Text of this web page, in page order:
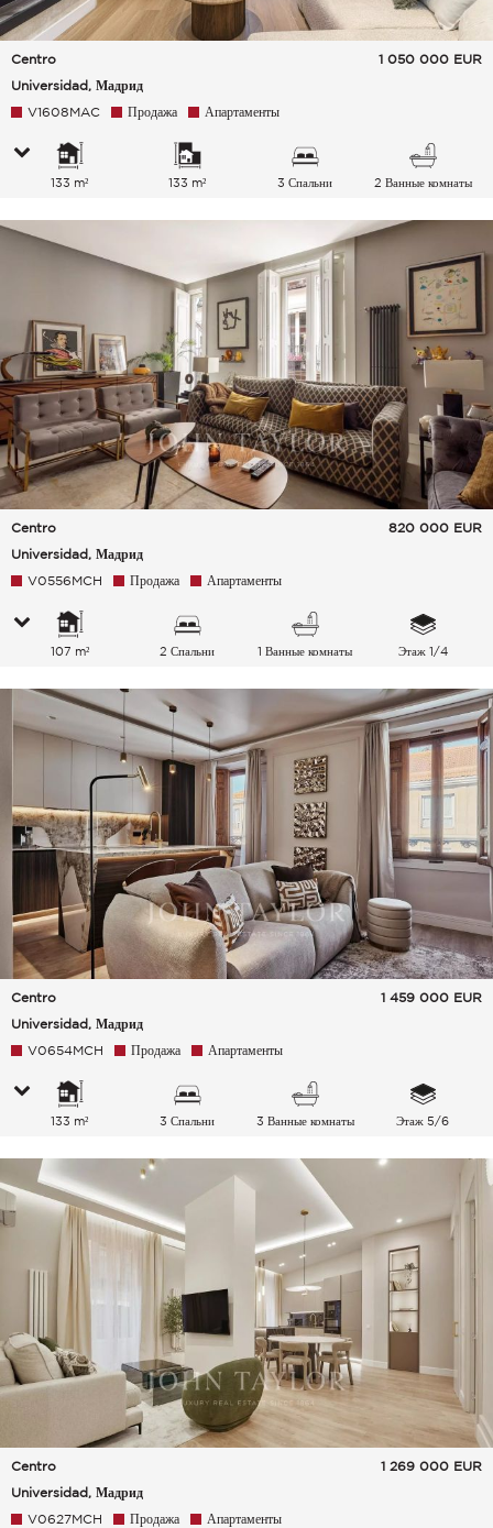
Centro
Universidad, Мадрид
1 050 000 EUR
V1608MAC Продажа Апартаменты
133 m² 133 m² 3 Спальни 2 Ванные комнаты
Centro
Universidad, Мадрид
820 000 EUR
V0556MCH Продажа Апартаменты
107 m² 2 Спальни 1 Ванные комнаты Этаж 1/4
Centro
Universidad, Мадрид
1 459 000 EUR
V0654MCH Продажа Апартаменты
133 m² 3 Спальни 3 Ванные комнаты Этаж 5/6
Centro
Universidad, Мадрид
1 269 000 EUR
V0627MCH Продажа Апартаменты